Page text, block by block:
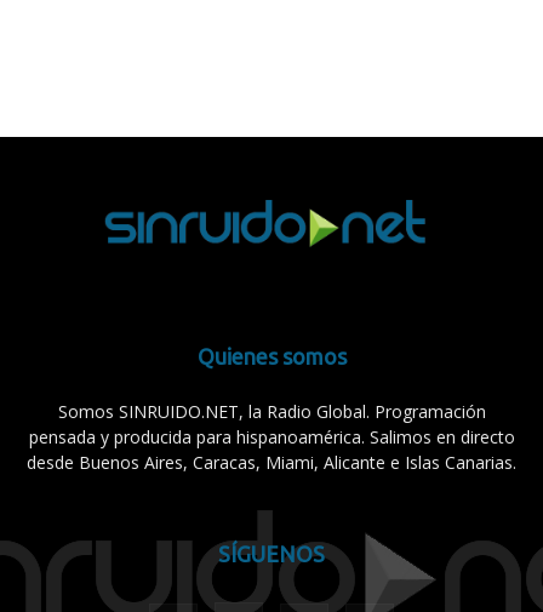
Quienes somos
Somos SINRUIDO.NET, la Radio Global. Programación
pensada y producida para hispanoamérica. Salimos en directo
desde Buenos Aires, Caracas, Miami, Alicante e Islas Canarias.
SÍGUENOS